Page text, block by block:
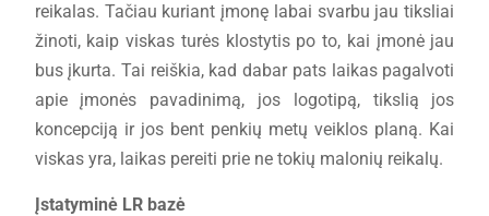
reikalas. Tačiau kuriant įmonę labai svarbu jau tiksliai
žinoti, kaip viskas turės klostytis po to, kai įmonė jau
bus įkurta. Tai reiškia, kad dabar pats laikas pagalvoti
apie įmonės pavadinimą, jos logotipą, tikslią jos
koncepciją ir jos bent penkių metų veiklos planą. Kai
viskas yra, laikas pereiti prie ne tokių malonių reikalų.
Įstatyminė LR bazė